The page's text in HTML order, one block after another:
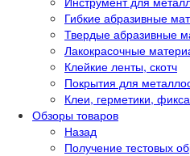
Гибкие абразивные
Твердые абразивные
Лакокрасочные
Клейкие ленты, скотч
Покрытия для
Клеи, герметики,
Обзоры товаров
Назад
Получение тестовых